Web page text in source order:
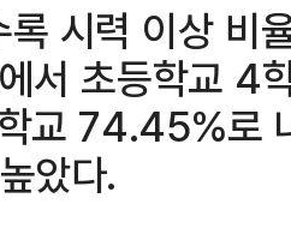
시력 이상 비
서 초등학교 4
74.45%로
았다.